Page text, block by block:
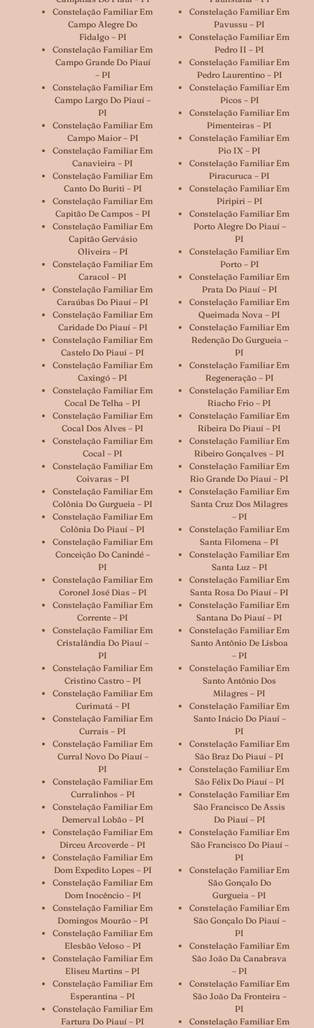
Constelação Familiar Em
Campo Alegre Do
Fidalgo – PI
Constelação Familiar Em
Campo Grande Do Piauí
– PI
Constelação Familiar Em
Campo Largo Do Piauí –
PI
Constelação Familiar Em
Campo Maior – PI
Constelação Familiar Em
Canavieira – PI
Constelação Familiar Em
Canto Do Buriti – PI
Constelação Familiar Em
Capitão De Campos – PI
Constelação Familiar Em
Capitão Gervásio
Oliveira – PI
Constelação Familiar Em
Caracol – PI
Constelação Familiar Em
Caraúbas Do Piauí – PI
Constelação Familiar Em
Caridade Do Piauí – PI
Constelação Familiar Em
Castelo Do Piauí – PI
Constelação Familiar Em
Caxingó – PI
Constelação Familiar Em
Cocal De Telha – PI
Constelação Familiar Em
Cocal Dos Alves – PI
Constelação Familiar Em
Cocal – PI
Constelação Familiar Em
Coivaras – PI
Constelação Familiar Em
Colônia Do Gurgueia – PI
Constelação Familiar Em
Colônia Do Piauí – PI
Constelação Familiar Em
Conceição Do Canindé –
PI
Constelação Familiar Em
Coronel José Dias – PI
Constelação Familiar Em
Corrente – PI
Constelação Familiar Em
Cristalândia Do Piauí –
PI
Constelação Familiar Em
Cristino Castro – PI
Constelação Familiar Em
Curimatá – PI
Constelação Familiar Em
Currais – PI
Constelação Familiar Em
Curral Novo Do Piauí –
PI
Constelação Familiar Em
Curralinhos – PI
Constelação Familiar Em
Demerval Lobão – PI
Constelação Familiar Em
Dirceu Arcoverde – PI
Constelação Familiar Em
Dom Expedito Lopes – PI
Constelação Familiar Em
Dom Inocêncio – PI
Constelação Familiar Em
Domingos Mourão – PI
Constelação Familiar Em
Elesbão Veloso – PI
Constelação Familiar Em
Eliseu Martins – PI
Constelação Familiar Em
Esperantina – PI
Constelação Familiar Em
Fartura Do Piauí – PI
Constelação Familiar Em
Pavussu – PI
Constelação Familiar Em
Pedro II – PI
Constelação Familiar Em
Pedro Laurentino – PI
Constelação Familiar Em
Picos – PI
Constelação Familiar Em
Pimenteiras – PI
Constelação Familiar Em
Pio IX – PI
Constelação Familiar Em
Piracuruca – PI
Constelação Familiar Em
Piripiri – PI
Constelação Familiar Em
Porto Alegre Do Piauí –
PI
Constelação Familiar Em
Porto – PI
Constelação Familiar Em
Prata Do Piauí – PI
Constelação Familiar Em
Queimada Nova – PI
Constelação Familiar Em
Redenção Do Gurgueia –
PI
Constelação Familiar Em
Regeneração – PI
Constelação Familiar Em
Riacho Frio – PI
Constelação Familiar Em
Ribeira Do Piauí – PI
Constelação Familiar Em
Ribeiro Gonçalves – PI
Constelação Familiar Em
Rio Grande Do Piauí – PI
Constelação Familiar Em
Santa Cruz Dos Milagres
– PI
Constelação Familiar Em
Santa Filomena – PI
Constelação Familiar Em
Santa Luz – PI
Constelação Familiar Em
Santa Rosa Do Piauí – PI
Constelação Familiar Em
Santana Do Piauí – PI
Constelação Familiar Em
Santo Antônio De Lisboa
– PI
Constelação Familiar Em
Santo Antônio Dos
Milagres – PI
Constelação Familiar Em
Santo Inácio Do Piauí –
PI
Constelação Familiar Em
São Braz Do Piauí – PI
Constelação Familiar Em
São Félix Do Piauí – PI
Constelação Familiar Em
São Francisco De Assis
Do Piauí – PI
Constelação Familiar Em
São Francisco Do Piauí –
PI
Constelação Familiar Em
São Gonçalo Do
Gurgueia – PI
Constelação Familiar Em
São Gonçalo Do Piauí –
PI
Constelação Familiar Em
São João Da Canabrava
– PI
Constelação Familiar Em
São João Da Fronteira –
PI
Constelação Familiar Em